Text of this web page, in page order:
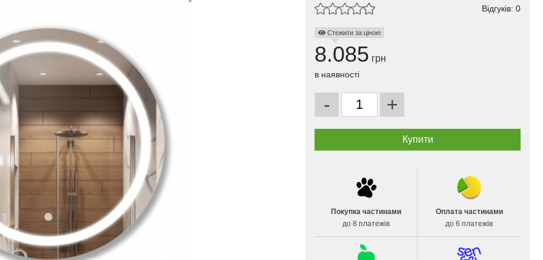
Відгуків: 0
Стежити за ціною
8.085 грн
в наявності
- +
Покупка частинами
до 8 платежів
Оплата частинами
до 6 платежів